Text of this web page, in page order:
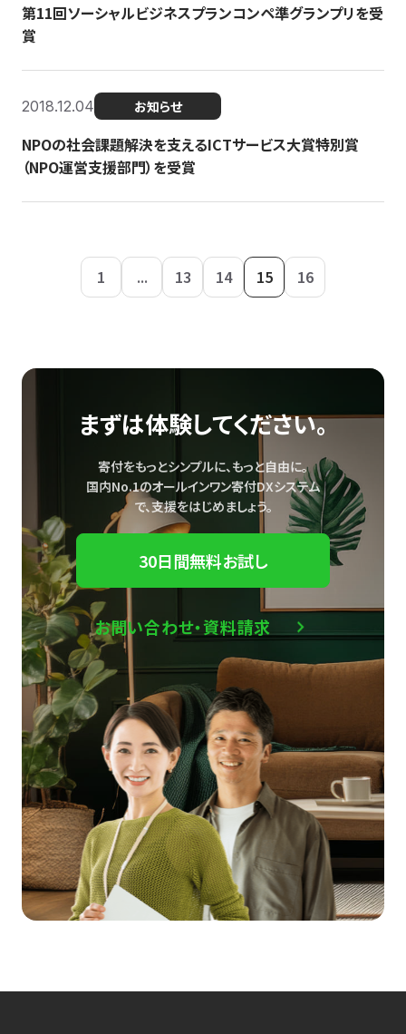
第11回ソーシャルビジネスプランコンペ準グランプリを受
賞
2018.12.04 お知らせ
NPOの社会課題解決を支えるICTサービス大賞特別賞
（NPO運営支援部門）を受賞
1 ... 13 14 15 16
まずは体験してください。
寄付をもっとシンプルに、もっと自由に。
国内No.1のオールインワン寄付DXシステム
で、支援をはじめましょう。
30日間無料お試し
お問い合わせ・資料請求